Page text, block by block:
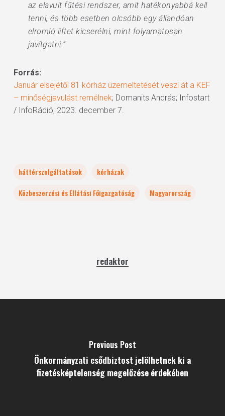
az elavult fűtési rendszer, amit hatékonyabbá kell
tenni, és több esetben olcsóbb egy állandóan
elromló liftet kicserélni, mint folyamatosan
javítgatni.”
Forrás:
Január elsejétől 81 kórház üzemeltetését veszi át a KEF
– minőségjavulást remélnek; Domanits András; Infostart
/ InfoRádió; 2023. december 7.
háttérszolgáltatások
kórházak
Közbeszerzési és Ellátási Főigazgatóság
Magyarország
redaktor
Previous Post
Önkormányzati csődbiztost jelölhetnek ki a
fizetésképtelenség megelőzése érdekében